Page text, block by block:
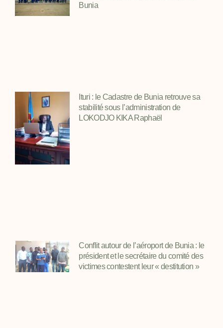
Bunia
Ituri : le Cadastre de Bunia retrouve sa
stabilité sous l’administration de
LOKODJO KIKA Raphaël
Conflit autour de l’aéroport de Bunia : le
président et le secrétaire du comité des
victimes contestent leur « destitution »